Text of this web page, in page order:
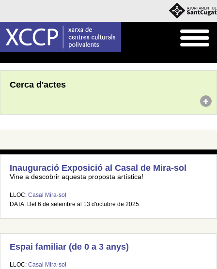
Cerca d'actes
Inauguració Exposició al Casal de Mira-sol
Vine a descobrir aquesta proposta artística!
LLOC: Casal Mira-sol
DATA: Del 6 de setembre al 13 d'octubre de 2025
Espai familiar (de 0 a 3 anys)
LLOC: Casal Mira-sol